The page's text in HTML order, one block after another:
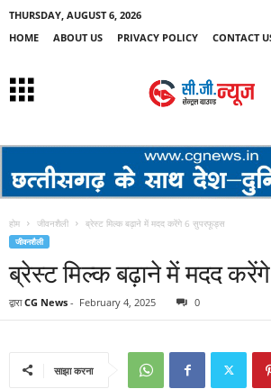
THURSDAY, AUGUST 6, 2026
HOME
ABOUT US PRIVACY POLICY CONTACT
होम जीवनशैली ब्रेस्ट मिल्क बढ़ाने में मदद करेंगे 6 सुपरफूड्स
जीवनशैली
ब्रेस्ट मिल्क बढ़ाने में मदद
द्वारा CG News - February 4, 2025 0
साझा करना